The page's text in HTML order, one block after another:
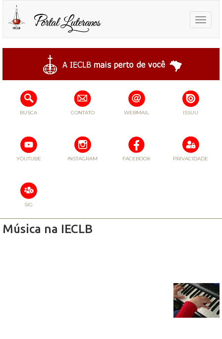
Toggle
BUSCA CONTATO WEBMAIL ISSUU
YOUTUBE INSTAGRAM FACEBOOK PRIVACIDADE
SIG
Música na IECLB